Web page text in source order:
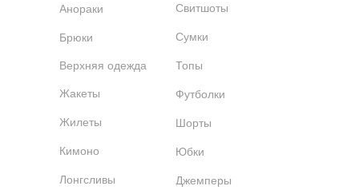
Анораки
Брюки
Верхняя одежда
Жакеты
Жилеты
Кимоно
Лонгсливы
Свитшоты
Сумки
Топы
Футболки
Шорты
Юбки
Джемперы